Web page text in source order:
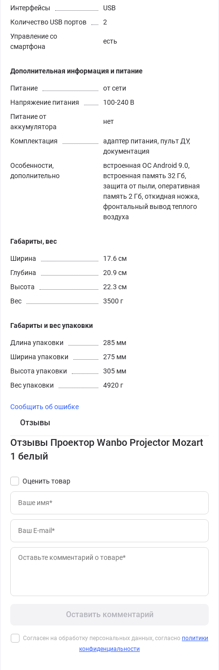
Интерфейсы
USB
Количество USB портов
2
Управление со
смартфона
есть
Дополнительная информация и питание
Питание
от сети
Напряжение питания
100-240 В
Питание от
аккумулятора
нет
Комплектация
адаптер питания, пульт ДУ,
документация
Особенности,
дополнительно
встроенная ОС Android 9.0,
встроенная память 32 Гб,
защита от пыли, оперативная
память 2 Гб, откидная ножка,
фронтальный вывод теплого
воздуха
Габариты, вес
Ширина
17.6 см
Глубина
20.9 см
Высота
22.3 см
Вес
3500 г
Габариты и вес упаковки
Длина упаковки
285 мм
Ширина упаковки
275 мм
Высота упаковки
305 мм
Вес упаковки
4920 г
Сообщить об ошибке
Отзывы
Отзывы Проектор Wanbo Projector Mozart
1 белый
Оценить товар
Оставить комментарий
Согласен на обработку персональных данных, согласно политики
конфиденциальности